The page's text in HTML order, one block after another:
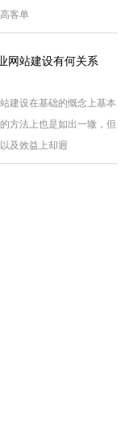
客单
网站建设有何关系
建设在基础的慨念上基本
方法上也是如出一辙，但
及效益上却迥